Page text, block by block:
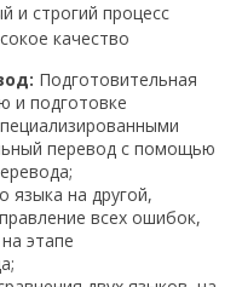
и строгий процесс
качество
Подготовительная
и подготовке
перевод с помощью
языка на другой,
всех ошибок,
этапе